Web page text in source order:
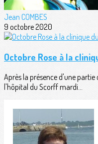
Jean COMBES
9 octobre 2020
Octobre Rose à la
Après la présence d'une partie
l'hôpital du Scorff mardi...